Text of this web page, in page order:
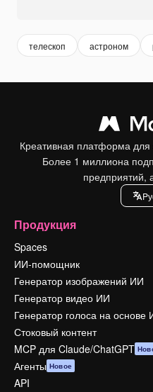
телескоп астроном
Креативная платформа
Более 1 миллиона
предприятий,
Продукция
Spaces
ИИ-помощник
Генератор изображений ИИ
Генератор видео ИИ
Генератор голоса на основе
Стоковый контент
MCP для Claude/ChatGPT
Агенты Новое
API